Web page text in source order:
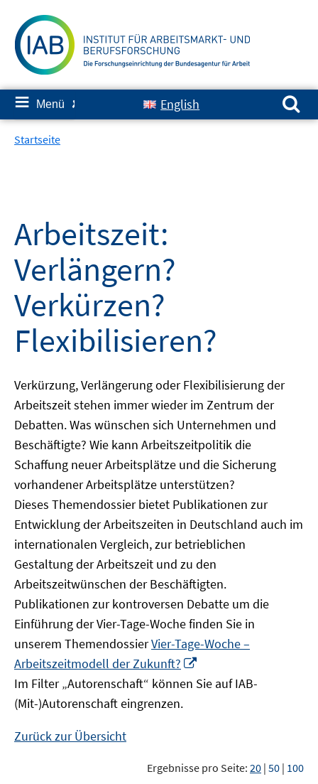
zum
Inhalt
≡ Menü ✘ English
Suchen nach:
Startseite
Arbeitszeit:
Verlängern?
Verkürzen?
Flexibilisieren?
Verkürzung, Verlängerung oder Flexibilisierung der
Arbeitszeit stehen immer wieder im Zentrum der
Debatten. Was wünschen sich Unternehmen und
Beschäftigte? Wie kann Arbeitszeitpolitik die
Schaffung neuer Arbeitsplätze und die Sicherung
vorhandener Arbeitsplätze unterstützen?
Dieses Themendossier bietet Publikationen zur
Entwicklung der Arbeitszeiten in Deutschland auch im
internationalen Vergleich, zur betrieblichen
Gestaltung der Arbeitszeit und zu den
Arbeitszeitwünschen der Beschäftigten.
Publikationen zur kontroversen Debatte um die
Einführung der Vier-Tage-Woche finden Sie in
unserem ThemendossierVier-Tage-Woche –
Arbeitszeitmodell der Zukunft?
neuem
Im Filter „Autorenschaft“ können Sie auf IAB-
(Mit-)Autorenschaft eingrenzen.
Zurück zur Übersicht
Ergebnisse pro Seite: 20 | 50 | 100